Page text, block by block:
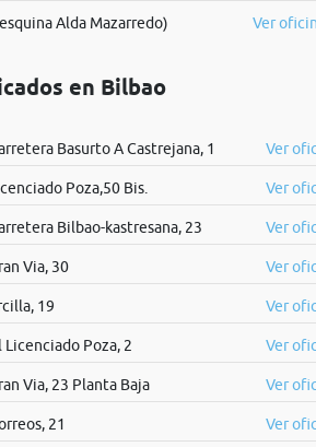
Alda Mazarredo) Ver
en Bilbao
Basurto A Castrejana, 1 Ver
Poza,50 Bis. Ver
Bilbao-kastresana, 23 Ver
Via, 30 Ver
19 Ver
Licenciado Poza, 2 Ver
Via, 23 Planta Baja Ver
21 Ver